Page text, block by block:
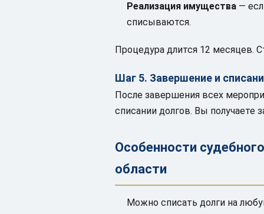
Реализация имущества —
списываются.
Процедура длится 12 месяцев.
Шаг 5. Завершение и
После завершения всех
списании долгов. Вы получаете
Особенности
области
Можно списать долги на